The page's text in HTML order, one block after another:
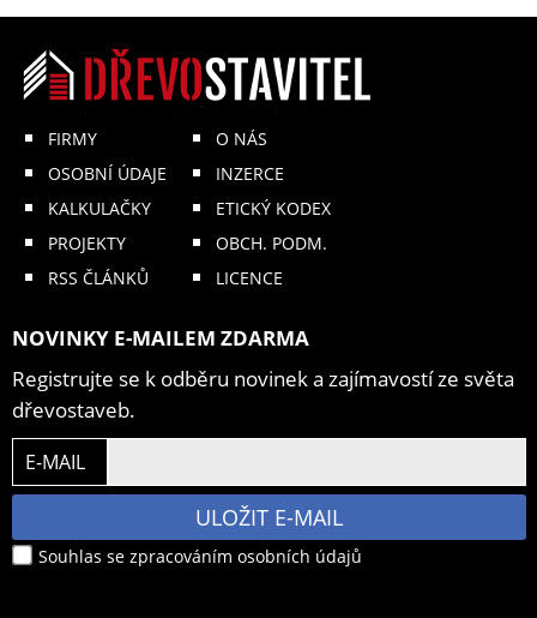
FIRMY
OSOBNÍ ÚDAJE
KALKULAČKY
PROJEKTY
RSS ČLÁNKŮ
O NÁS
INZERCE
ETICKÝ KODEX
OBCH. PODM.
LICENCE
NOVINKY E-MAILEM ZDARMA
Registrujte se k odběru novinek a zajímavostí ze světa
dřevostaveb.
E-MAIL
ULOŽIT E-MAIL
Souhlas se zpracováním osobních údajů